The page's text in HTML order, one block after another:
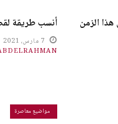
هذا الزمن أنسب طريقة
7 مارس، 2021
مواضيع معاصرة